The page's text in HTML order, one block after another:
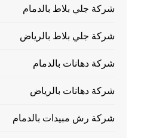
شركة جلي بلاط بالدمام
شركة جلي بلاط بالرياض
شركة دهانات بالدمام
شركة دهانات بالرياض
شركة رش مبيدات بالدمام